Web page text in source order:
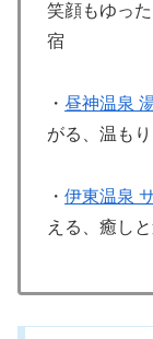
笑顔もゆっ
宿
・ 昼神温泉
がる、温も
・ 伊東温泉
える、癒し